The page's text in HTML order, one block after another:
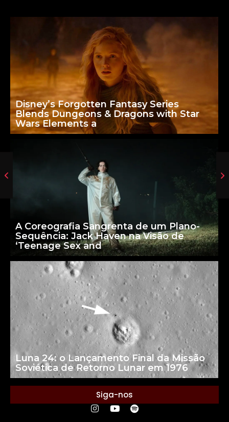
Disney’s Forgotten Fantasy Series
Blends Dungeons & Dragons with Star
Wars Elements a
A Coreografia Sangrenta de um Plano-
Sequência: Jack Haven na Visão de
‘Teenage Sex and
Luna 24: o Lançamento Final da Missão
Soviética de Retorno Lunar em 1976
Siga-nos